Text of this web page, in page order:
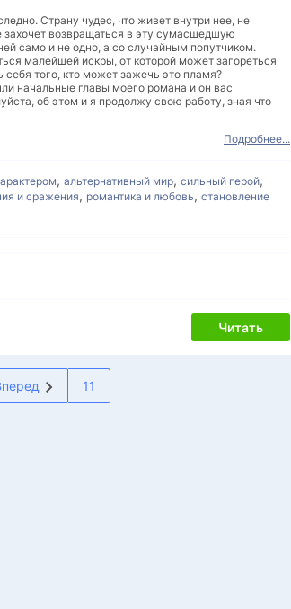
Страну чудес, что живет внутри нее, не
возвращаться в эту сумасшедшую
само и не одно, а со случайным попутчиком.
малейшей искры, от которой может загореться
себя того, кто может зажечь это пламя?
начальные главы моего романа и он вас
об этом и я продолжу свою работу, зная что
Подробнее...
, альтернативный мир, сильный герой,
и сражения, романтика и любовь, становление
Читать
11